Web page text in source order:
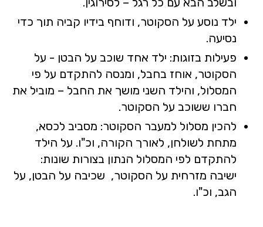
ילד נוסע על הסקוטר, ודוחף בידיו קביה תוך כדי
נסיעה.
פעילות בזוגות: ילד אחד שוכב על הבטן - על
הסקוטר, אוחז בחבל, ומנסה להתקדם על פי
המסלול, והילד השני מושך את החבל – מוביל את
חברו ששוכב על הסקוטר.
להכין מסלול למעבר הסקוטר: מסביב לכסא,
מתחת לשולחן, לאורך הקורה, וכ"ו. על הילד
להתקדם לפי המסלול הנתון בצורות שונות:
ישיבה מזרחית על הסקוטר, שכיבה על הבטן, על
הגב, וכ"ו.